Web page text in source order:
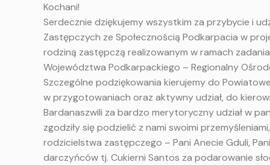
Kochani!
Serdecznie dziękujemy wszystkim za przybycie i
Zastępczych ze Społecznością Podkarpacia w
rodziną zastępczą realizowanym w ramach
Województwa Podkarpackiego – Regionalny
Szczególne podziękowania kierujemy do
w przygotowaniach oraz aktywny udział, do
Bardanaszwili za bardzo merytoryczny udział w
zgodziły się podzielić z nami swoimi
rodzicielstwa zastępczego – Pani Anecie Gduli,
darczyńców tj. Cukierni Santos za podarowanie